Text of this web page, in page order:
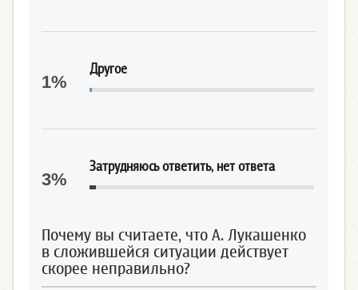
Другое
1%
Затрудняюсь ответить, нет ответа
3%
Почему вы считаете, что А. Лукашенко
в сложившейся ситуации действует
скорее неправильно?